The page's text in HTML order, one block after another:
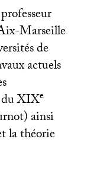
Marseille
de
actuels
duXIXe
ainsi
la théorie